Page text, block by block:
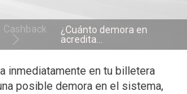
Cashback
¿Cuánto demora en
acredita...
inmediatamente en tu billetera
posible demora en el sistema,